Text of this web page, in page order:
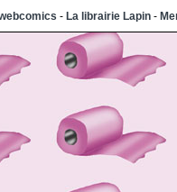
- La librairie Lapin-